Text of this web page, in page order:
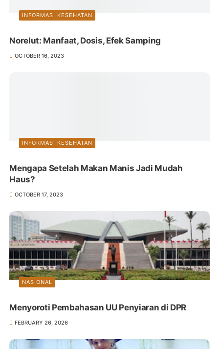
INFORMASI KESEHATAN
Norelut: Manfaat, Dosis, Efek Samping
OCTOBER 16, 2023
INFORMASI KESEHATAN
Mengapa Setelah Makan Manis Jadi Mudah
Haus?
OCTOBER 17, 2023
NASIONAL
Menyoroti Pembahasan UU Penyiaran di DPR
FEBRUARY 26, 2026